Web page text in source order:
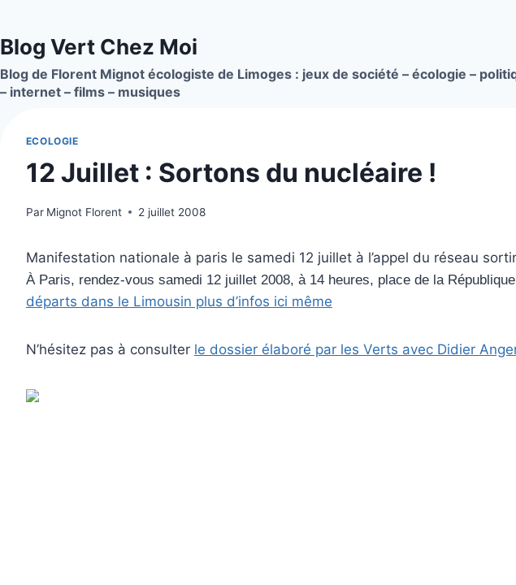
contenu
Blog Vert Chez Moi
Blog de Florent Mignot écologiste de Limoges : jeux de société – écologie –
– internet – films – musiques
ECOLOGIE
12 Juillet : Sortons du nucléaire !
Par Mignot Florent 2 juillet 2008
Manifestation nationale à paris le samedi 12 juillet à l’appel du réseau
À Paris, rendez-vous samedi 12 juillet 2008, à 14 heures, place de la
départs dans le Limousin plus d’infos ici même
N’hésitez pas à consulter le dossier élaboré par les Verts avec Didier